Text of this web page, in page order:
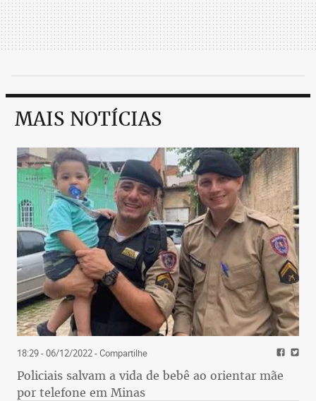
MAIS NOTÍCIAS
18:29 - 06/12/2022- Compartilhe
Policiais salvam a vida de bebê ao orientar mãe
por telefone em Minas